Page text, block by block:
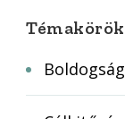
Témakörök
Boldogság